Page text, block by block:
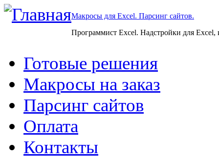
Макросы для Excel. Парсинг сайтов.
Программист Excel. Надстройки для Excel,
Готовые решения
Макросы на заказ
Парсинг сайтов
Оплата
Контакты